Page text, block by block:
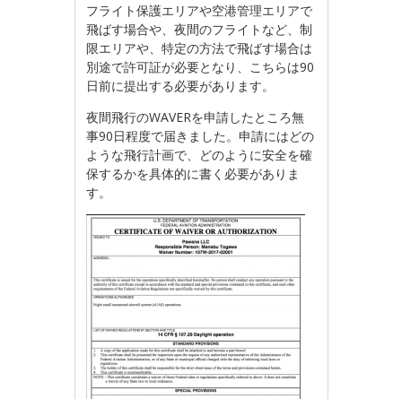
フライト保護エリアや空港管理エリアで
飛ばす場合や、夜間のフライトなど、制
限エリアや、特定の方法で飛ばす場合は
別途で許可証が必要となり、こちらは90
日前に提出する必要があります。
夜間飛行のWAVERを申請したところ無
事90日程度で届きました。申請にはどの
ような飛行計画で、どのように安全を確
保するかを具体的に書く必要がありま
す。